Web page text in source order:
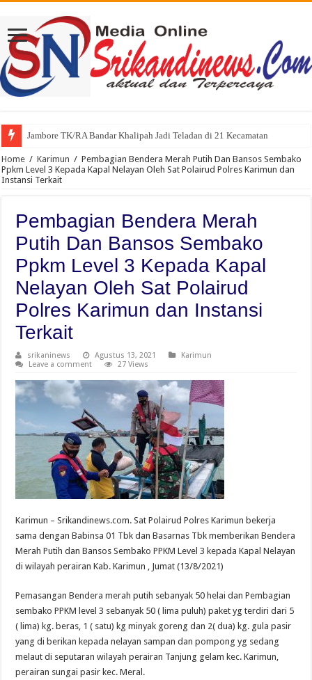
Jambore TK/RA Bandar Khalipah Jadi Teladan di 21 Kecamatan
Sah, Secara Aklamasi WFS Pimpin Karang Taruna Provinsi Lampung
Home / Karimun / Pembagian Bendera Merah Putih Dan Bansos Sembako
Ppkm Level 3 Kepada Kapal Nelayan Oleh Sat Polairud Polres Karimun dan
Instansi Terkait
Pembagian Bendera Merah
Putih Dan Bansos Sembako
Ppkm Level 3 Kepada Kapal
Nelayan Oleh Sat Polairud
Polres Karimun dan Instansi
Terkait
srikaninews Agustus 13, 2021
Karimun
Leave a comment
27 Views
Karimun – Srikandinews.com. Sat Polairud Polres Karimun bekerja
sama dengan Babinsa 01 Tbk dan Basarnas Tbk memberikan Bendera
Merah Putih dan Bansos Sembako PPKM Level 3 kepada Kapal Nelayan
di wilayah perairan Kab. Karimun , Jumat (13/8/2021)
Pemasangan Bendera merah putih sebanyak 50 helai dan Pembagian
sembako PPKM level 3 sebanyak 50 ( lima puluh) paket yg terdiri dari 5
( lima) kg. beras, 1 ( satu) kg minyak goreng dan 2( dua) kg. gula pasir
yang di berikan kepada nelayan sampan dan pompong yg sedang
melaut di seputaran wilayah perairan Tanjung gelam kec. Karimun,
perairan sungai pasir kec. Meral.